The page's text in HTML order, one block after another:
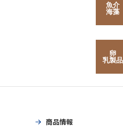
魚介
海藻
卵
乳製品
商品情報